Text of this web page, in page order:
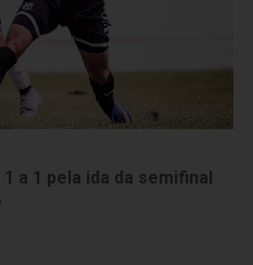
a 1 pela ida da semifinal